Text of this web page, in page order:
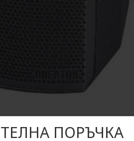
ПОРЪЧКА